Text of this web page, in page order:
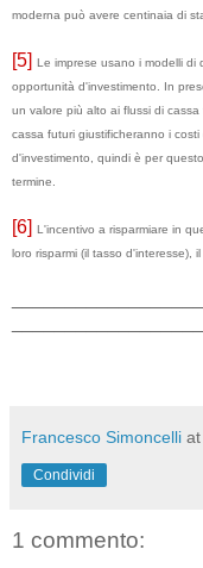
moderna può avere centinaia di
[5]
Le imprese usano i modelli di
opportunità d'investimento. In
un valore più alto ai flussi di
cassa futuri giustificheranno i
d'investimento, quindi è per
termine.
[6]
L'incentivo a risparmiare in
loro risparmi (il tasso d'interesse),
Francesco Simoncelli at
Condividi
1 commento: